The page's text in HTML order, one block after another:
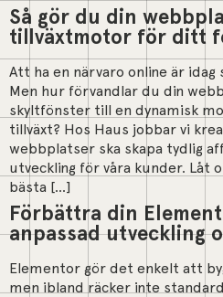
Så gör du din
tillväxtmotor för ditt
Att ha en närvaro online är
Men hur förvandlar du din
skyltfönster till en dynamisk
tillväxt? Hos Haus jobbar vi
webbplatser ska skapa tydlig
utveckling för våra kunder. Låt
bästa […]
Förbättra din
anpassad utveckling
Elementor gör det enkelt att
men ibland räcker inte